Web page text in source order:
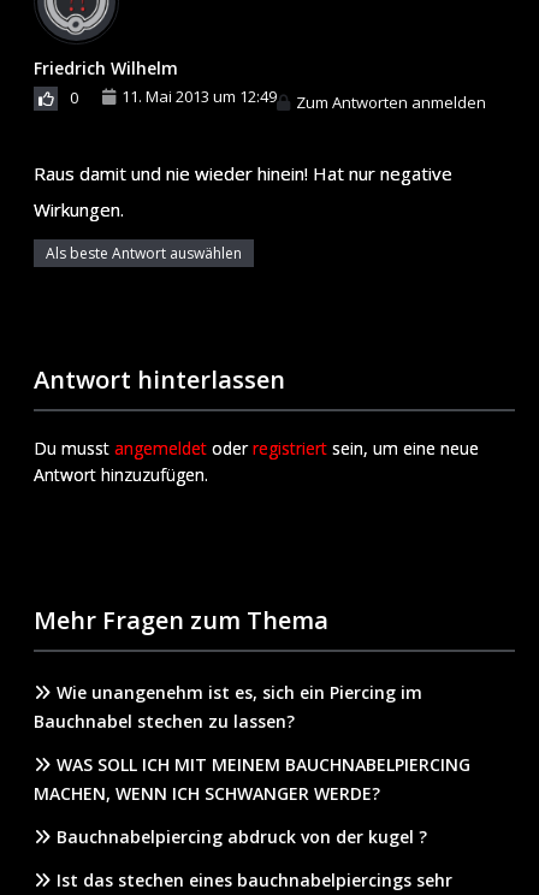
Friedrich Wilhelm
0 11. Mai 2013 um 12:49 Zum Antworten anmelden
Raus damit und nie wieder hinein! Hat nur negative
Wirkungen.
Als beste Antwort auswählen
Antwort hinterlassen
Du musst angemeldet oderregistriert sein, um eine neue
Antwort hinzuzufügen.
Mehr Fragen zum Thema
Wie unangenehm ist es, sich ein Piercing im
Bauchnabel stechen zu lassen?
WAS SOLL ICH MIT MEINEM BAUCHNABELPIERCING
MACHEN, WENN ICH SCHWANGER WERDE?
Bauchnabelpiercing abdruck von der kugel ?
Ist das stechen eines bauchnabelpiercings sehr